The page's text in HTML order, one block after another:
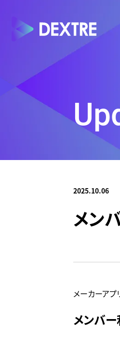
2025.10.06
メン
メーカーアプ
メンバ